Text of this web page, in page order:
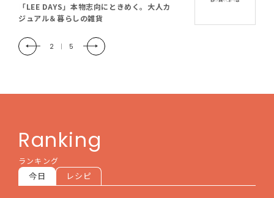
「LEE DAYS」本物志向にときめく。大人カ
ジュアル＆暮らしの雑貨
2 | 5
Ranking
ランキング
今日 レシピ